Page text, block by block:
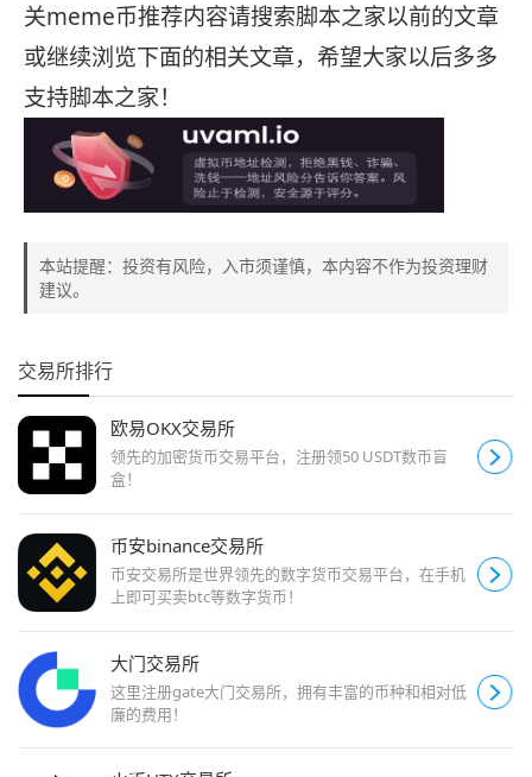
关meme币推荐内容请搜索脚本之家以前的文章
或继续浏览下面的相关文章，希望大家以后多多
支持脚本之家！
本站提醒：投资有风险，入市须谨慎，本内容不作为投资理财
建议。
交易所排行
欧易OKX交易所
领先的加密货币交易平台，注册领50 USDT数币盲
盒！
币安binance交易所
币安交易所是世界领先的数字货币交易平台，在手机
上即可买卖btc等数字货币！
大门交易所
这里注册gate大门交易所，拥有丰富的币种和相对低
廉的费用！